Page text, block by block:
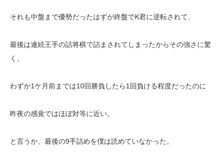
それも中盤まで優勢だったはずが終盤でK君に逆転されて、
最後は連続王手の詰将棋で詰まされてしまったからその強さに驚
く。
わずか1ケ月前までは10回勝負したら1回負ける程度だったのに
昨夜の感覚ではほぼ対等に近い。
と言うか、最後の9手詰めを僕は読めていなかった。